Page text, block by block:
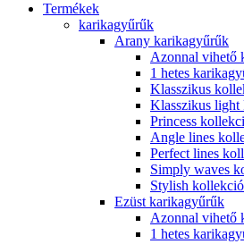
Termékek
karikagyűrűk
Arany karikagyűrűk
Azonnal vihető
1 hetes
Klasszikus
Klasszikus
Princess
Angle lines
Perfect lines
Simply waves
Stylish kollekció
Ezüst karikagyűrűk
Azonnal vihető
1 hetes